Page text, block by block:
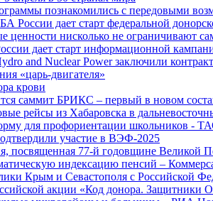
познакомились с передовыми
дает старт федеральной
ценности нисколько не ограничивают
дает старт информационной
and Nuclear Power заключили
«царь-двигателя»
крови
саммит БРИКС – первый в новом
рейсы из Хабаровска в
для профориентации школьников -
участие в ВЭФ-2025
посвященная 77-й годовщине Великой
индексацию пенсий –
Крым и Севастополя с Российской
акции «Код донора. Защитники